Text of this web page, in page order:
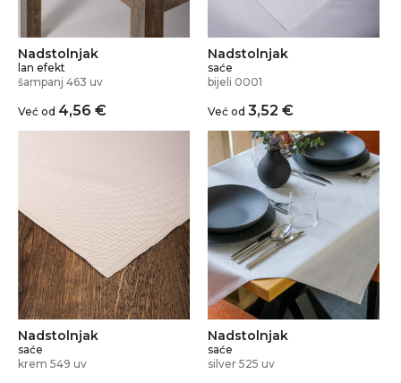
Nadstolnjak
lan efekt
šampanj 463 uv
Već od 4,56 €
Nadstolnjak
saće
bijeli 0001
Već od 3,52 €
Nadstolnjak
saće
krem 549 uv
Nadstolnjak
saće
silver 525 uv